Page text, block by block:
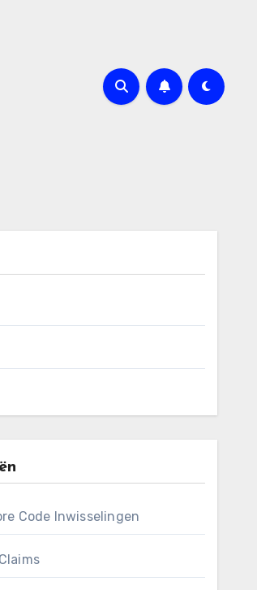
Code Inwisselingen